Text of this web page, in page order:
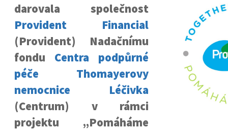
darovala společnost
Provident Financial
(Provident) Nadačnímu
fondu Centra podpůrné
péče Thomayerovy
nemocnice Léčivka
(Centrum) v rámci
projektu „Pomáháme